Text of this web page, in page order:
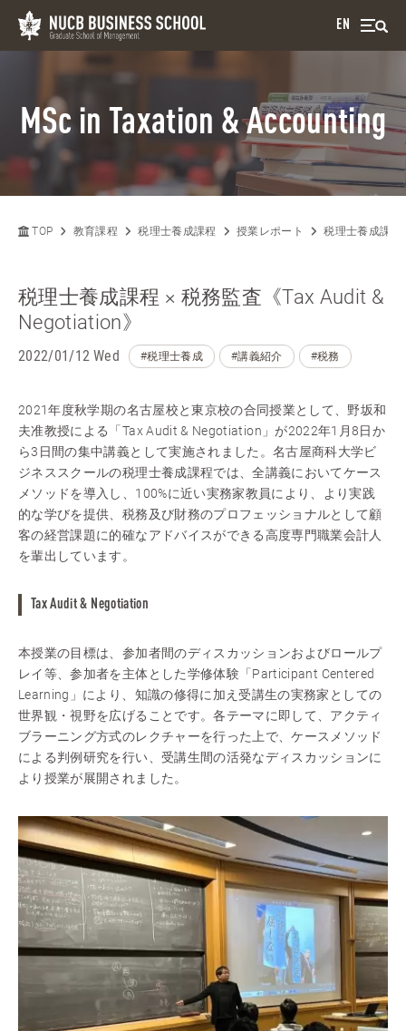
EN
MSc in Taxation & Accounting
TOP 教育課程 税理士養成課程 授業レポート 税理士養成課
税理士養成課程 × 税務監査《Tax Audit &
Negotiation》
2022/01/12 Wed #税理士養成 #講義紹介 #税務
2021年度秋学期の名古屋校と東京校の合同授業として、野坂和
夫准教授による「Tax Audit & Negotiation」が2022年1月8日か
ら3日間の集中講義として実施されました。名古屋商科大学ビ
ジネススクールの税理士養成課程では、全講義においてケース
メソッドを導入し、100%に近い実務家教員により、より実践
的な学びを提供、税務及び財務のプロフェッショナルとして顧
客の経営課題に的確なアドバイスができる高度専門職業会計人
を輩出しています。
Tax Audit & Negotiation
本授業の目標は、参加者間のディスカッションおよびロールプ
レイ等、参加者を主体とした学修体験「Participant Centered
Learning」により、知識の修得に加え受講生の実務家としての
世界観・視野を広げることです。各テーマに即して、アクティ
ブラーニング方式のレクチャーを行った上で、ケースメソッド
による判例研究を行い、受講生間の活発なディスカッションに
より授業が展開されました。